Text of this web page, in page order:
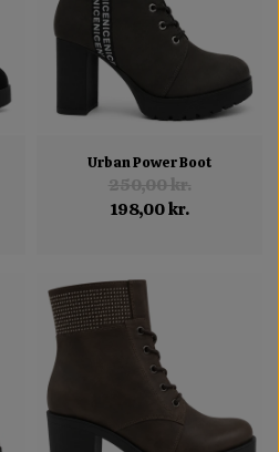
Urban Power Boot
250,00 kr.
198,00 kr.